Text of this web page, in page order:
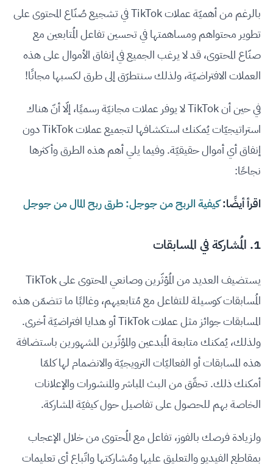
بالرغم من أهميّة عملات TikTok في تشجيع صُنّاع المحتوى على
تطوير محتواهم ومساهمتها في تحسين تفاعل المُتابعين مع
صنّاع المحتوى، قد لا يرغب الجميع في إنفاق الأموال على هذه
العملات الافتراضيّة، ولذلك سنتطرّق إلى طرق لكسبها مجانًا!
في حين أن TikTok لا يوفر عملات مجانيّة رسميًا، إلّا أنّ هناك
استراتيجيّات يُمكنك استكشافها لتجميع عملات TikTok دون
إنفاق أي أموال حقيقيّة. وفيما يلي أهم هذه الطرق وأكثرها
نجاحًا:
اقرأ أيضًا:كيفية الربح من جوجل: طرق ربح المال من جوجل
1. المُشاركة في المسابقات
يستضيف العديد من المُؤثّرين وصانعي المحتوى على TikTok
المُسابقات كوسيلة للتفاعل مع مُتابعيهم، وغالبًا ما تتضمّن هذه
المسابقات جوائز مثل عملات TikTok أو هدايا افتراضيّة أخرى.
ولذلك، يُمكنك متابعة المُبدعين والمؤثّرين المشهورين باستضافة
هذه المسابقات أو الفعاليّات الترويجيّة والانضمام لها كلمّا
أمكنك ذلك. تحقّق من البث المباشر والمنشورات والإعلانات
الخاصة بهم للحصول على تفاصيل حول كيفيّة المشاركة.
ولزيادة فرصك بالفوز، تفاعل مع المُحتوى من خلال الإعجاب
بمقاطع الفيديو والتعليق عليها ومُشاركتها واتّباع أي تعليمات